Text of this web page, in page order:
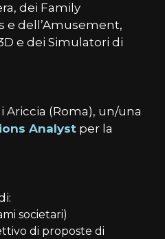
dei Family
e dell’Amusement,
e dei Simulatori di
Ariccia (Roma), un/una
Analyst per la
societari)
di proposte di